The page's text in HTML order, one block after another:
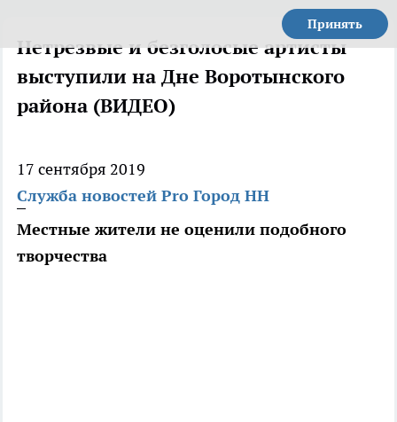
Принять
Нетрезвые и безголосые артисты
выступили на Дне Воротынского
района (ВИДЕО)
17 сентября 2019
Служба новостей Pro Город НН
Местные жители не оценили подобного
творчества